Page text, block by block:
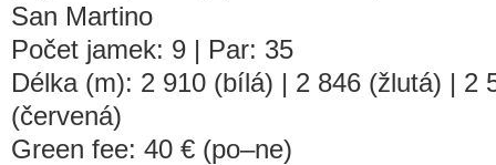
San Martino
Počet jamek: 9 | Par: 35
Délka (m): 2 910 (bílá) | 2 846 (žlutá) | 2
(červená)
Green fee: 40 € (po–ne)